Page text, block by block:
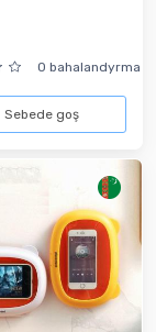
0 bahalandyrma
Sebede goş